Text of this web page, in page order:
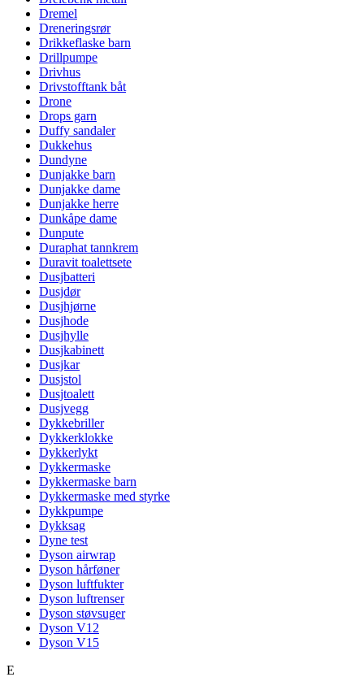
Dremel
Dreneringsrør
Drikkeflaske barn
Drillpumpe
Drivhus
Drivstofftank båt
Drone
Drops garn
Duffy sandaler
Dukkehus
Dundyne
Dunjakke barn
Dunjakke dame
Dunjakke herre
Dunkåpe dame
Dunpute
Duraphat tannkrem
Duravit toalettsete
Dusjbatteri
Dusjdør
Dusjhjørne
Dusjhode
Dusjhylle
Dusjkabinett
Dusjkar
Dusjstol
Dusjtoalett
Dusjvegg
Dykkebriller
Dykkerklokke
Dykkerlykt
Dykkermaske
Dykkermaske barn
Dykkermaske med styrke
Dykkpumpe
Dykksag
Dyne test
Dyson airwrap
Dyson hårføner
Dyson luftfukter
Dyson luftrenser
Dyson støvsuger
Dyson V12
Dyson V15
E